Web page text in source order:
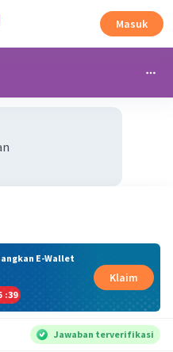
Masuk
E-Wallet
:39
Klaim
Jawaban terverifikasi